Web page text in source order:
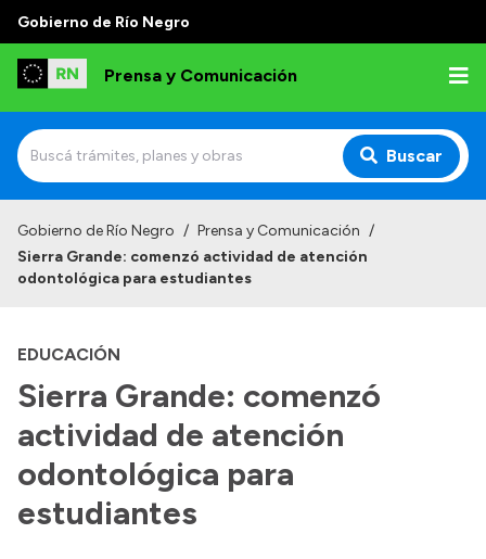
Gobierno de Río Negro
Prensa y Comunicación
Buscar
Institucional
Referentes de prensa
Archivo de noticias
Transparencia
Presupuesto
Gobierno de Río Negro / Prensa y Comunicación /
Sierra Grande: comenzó actividad de atención
odontológica para estudiantes
EDUCACIÓN
Sierra Grande: comenzó
actividad de atención
odontológica para
estudiantes